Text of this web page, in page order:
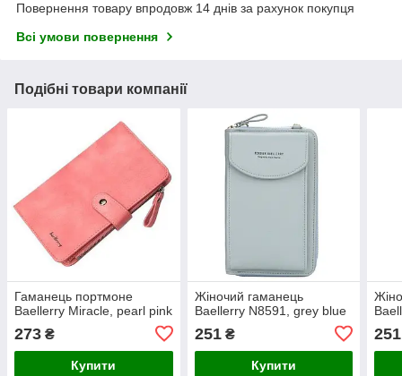
Повернення товару впродовж 14 днів за рахунок покупця
Всі умови повернення
Подібні товари компанії
Гаманець портмоне
Baellerry Miracle, pearl pink
273 ₴
Купити
Жіночий гаманець
Baellerry N8591, grey blue
251₴
Купити
251